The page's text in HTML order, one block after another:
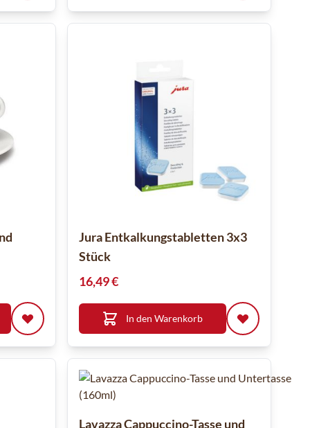
Jura Entkalkungstabletten 3x3
Stück
16,49 €
In den Warenkorb
Lavazza Cappuccino-Tasse und